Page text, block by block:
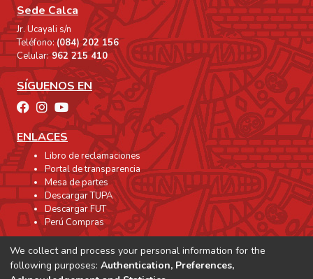
Sede Calca
Jr. Ucayali s/n
Teléfono:(084) 202 156
Celular:962 215 410
SÍGUENOS EN
ENLACES
Libro de reclamaciones
Portal de transparencia
Mesa de partes
Descargar TUPA
Descargar FUT
Perú Compras
We collect and process your personal information for the
following purposes: Authentication, Preferences,